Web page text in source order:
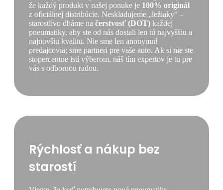
že každý produkt v našej ponuke je 100% originál
z oficiálnej distribúcie. Neskladujeme „ležiaky“ –
starostlivo dbáme na čerstvosť (DOT) každej
pneumatiky, aby ste od nás dostali len tú najvyššiu a
najnovšiu kvalitu. Nie sme len anonymní
predajcovia; sme partneri pre vaše auto. Ak si nie ste
stopercentne istí výberom, náš tím expertov je tu pre
vás s odbornou radou.
Rýchlosť a nákup bez
starostí